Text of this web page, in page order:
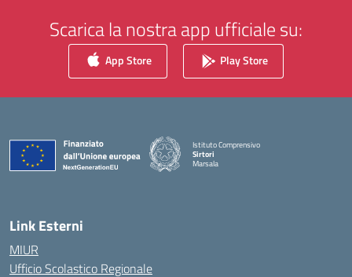
Scarica la nostra app ufficiale su:
App Store Play Store
Istituto Comprensivo
Sirtori
Marsala
Link Esterni
MIUR
Ufficio Scolastico Regionale